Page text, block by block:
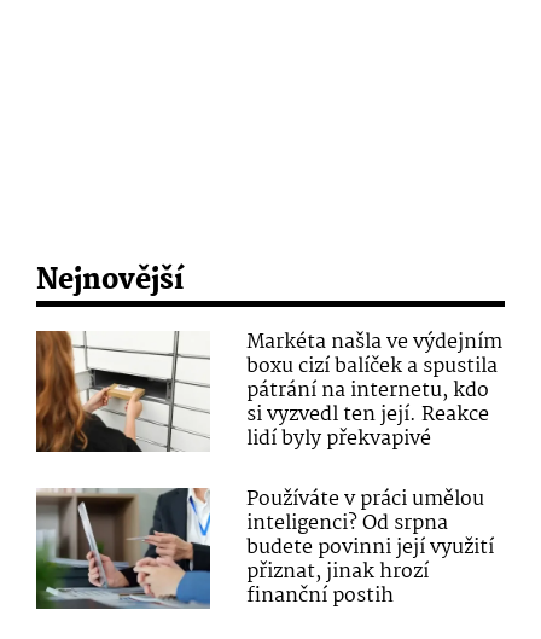
Nejnovější
Markéta našla ve výdejním
boxu cizí balíček a spustila
pátrání na internetu, kdo
si vyzvedl ten její. Reakce
lidí byly překvapivé
Používáte v práci umělou
inteligenci? Od srpna
budete povinni její využití
přiznat, jinak hrozí
finanční postih